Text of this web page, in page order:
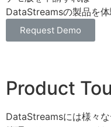
DataStreamsの製品を体
Request Demo
Product
DataStreamsには様々な